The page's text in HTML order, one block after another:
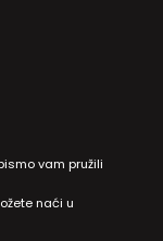
vam pružili
naći u